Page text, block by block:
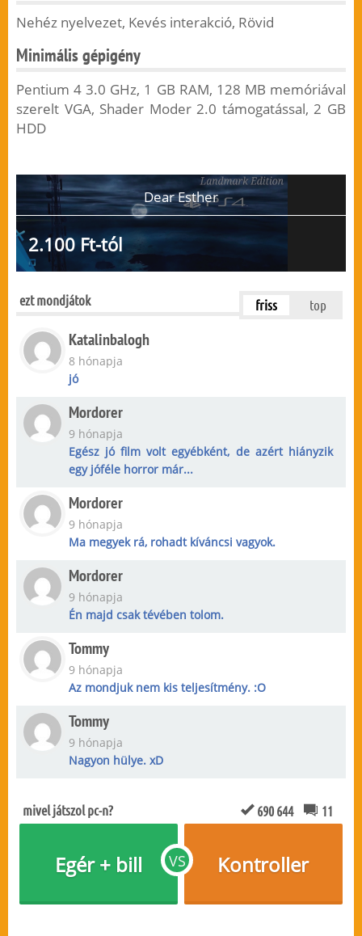
Nehéz nyelvezet, Kevés interakció, Rövid
Minimális gépigény
Pentium 4 3.0 GHz, 1 GB RAM, 128 MB memóriával
szerelt VGA, Shader Moder 2.0 támogatással, 2 GB
HDD
Dear Esther
2.100 Ft-tól
ezt mondjátok friss top
Katalinbalogh
8 hónapja
jó
Mordorer
9 hónapja
Egész jó film volt egyébként, de azért hiányzik
egy jóféle horror már...
Mordorer
9 hónapja
Ma megyek rá, rohadt kíváncsi vagyok.
Mordorer
9 hónapja
Én majd csak tévében tolom.
Tommy
9 hónapja
Az mondjuk nem kis teljesítmény. :O
Tommy
9 hónapja
Nagyon hülye. xD
mivel játszol pc-n? 690 644 11
VS
Egér + bill Kontroller